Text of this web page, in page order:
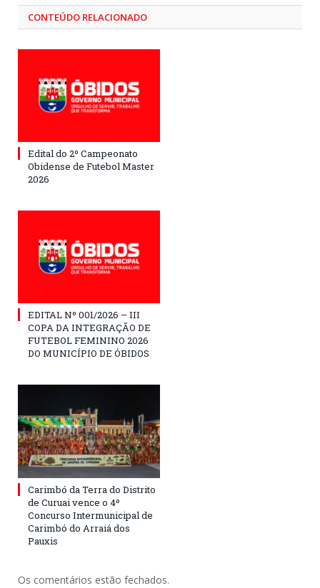
CONTEÚDO RELACIONADO
Edital do 2º Campeonato
Obidense de Futebol Master
2026
EDITAL Nº 001/2026 – III
COPA DA INTEGRAÇÃO DE
FUTEBOL FEMININO 2026
DO MUNICÍPIO DE ÓBIDOS
Carimbó da Terra do Distrito
de Curuai vence o 4º
Concurso Intermunicipal de
Carimbó do Arraiá dos
Pauxis
Os comentários estão fechados.